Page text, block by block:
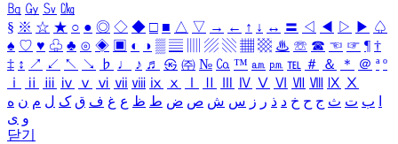
㏃ ㏉ ㏜ ㏆
§ ※ ☆ ★ ○ ● ◎ ◇ ◆ □ ■ △ ▽ → ← ↑ ↓ ↔ 〓 ◁ ◀ ▷ ▶ ♤
♠ ♡ ♥ ♧ ♣ ⊙ ◈ ▣ ◐ ◑ ▒ ▤ ▨ ▧ ▦ ▩ ♨ ☏ ☎ ☜ ☞ ¶ †
‡ ↕ ↗ ↙ ↖ ↘ ♭ ♩ ♪ ♬ ㉿ ㈜ № ㏇ ™ ㏂ ㏘ ℡ ＃ ＆ ＊ ＠ ª º
ⅰ
ⅱ ⅲ ⅳ ⅴ ⅵ ⅶ ⅷ ⅸ ⅹ Ⅳ Ⅴ Ⅵ Ⅶ Ⅷ Ⅸ Ⅹ
ب ت ث ج ح خ د ذ ر ز س ش ص ض ط ظ ع غ ف ق ک ل م ن ه
و ی
닫기